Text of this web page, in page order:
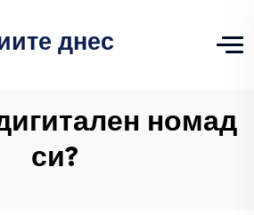
днес
номад
си?